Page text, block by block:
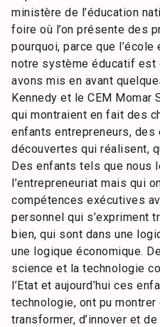
ministère de l’éducation
foire où l’on présente des
pourquoi, parce que l’école
notre système éducatif est
avons mis en avant
Kennedy et le CEM
qui montraient en fait des
enfants entrepreneurs,
découvertes qui réalisent,
Des enfants tels que nous
l’entrepreneuriat mais qui
compétences exécutives
personnel qui s’expriment
bien, qui sont dans une
une logique économique.
science et la technologie
l’Etat et aujourd’hui ces
technologie, ont pu
transformer, d’innover et